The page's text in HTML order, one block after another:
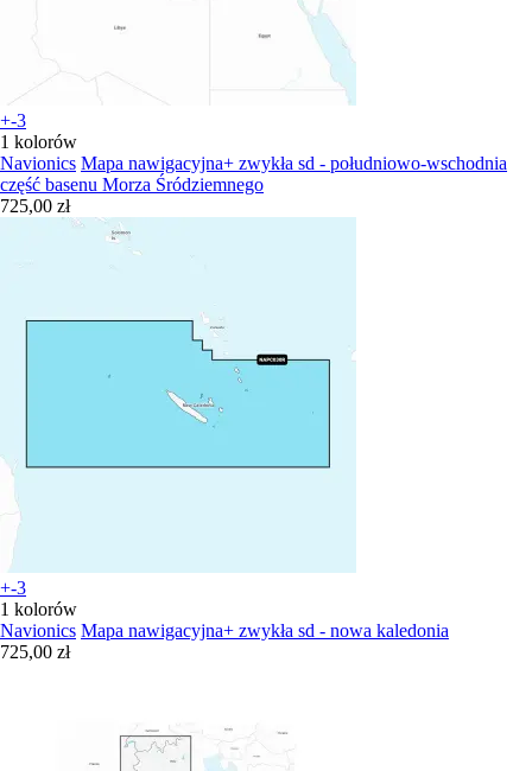
+-3
1 kolorów
Navionics Mapa nawigacyjna+ zwykła sd - południowo-wschodnia
część basenu Morza Śródziemnego
725,00 zł
+-3
1 kolorów
Navionics Mapa nawigacyjna+ zwykła sd - nowa kaledonia
725,00 zł